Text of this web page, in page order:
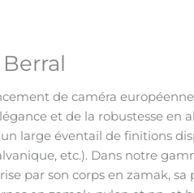
de caméra
et de la robustesse en
large éventail de finitions
etc.). Dans notre
par son corps en zamak, sa